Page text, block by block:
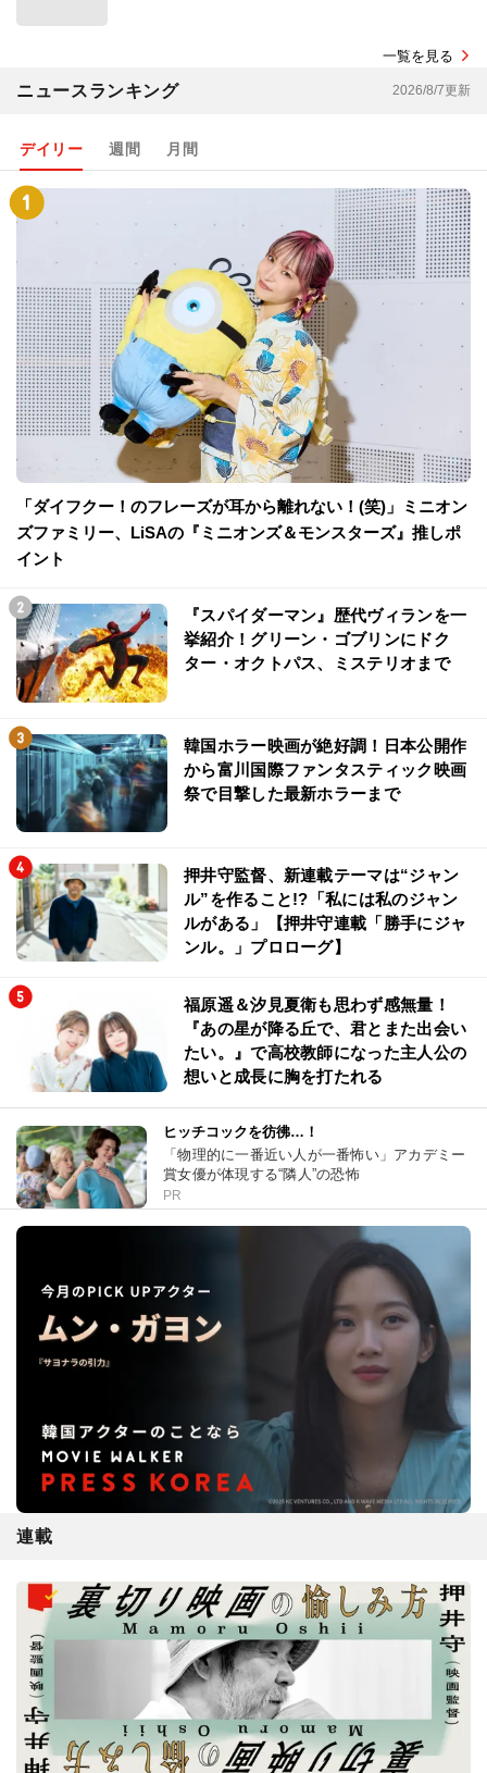
一覧を見る
ニュースランキング 2026/8/7更新
デイリー 週間 月間
「ダイフクー！のフレーズが耳から離れない！(笑)」ミニオン
ズファミリー、LiSAの『ミニオンズ＆モンスターズ』推しポ
イント
『スパイダーマン』歴代ヴィランを一
挙紹介！グリーン・ゴブリンにドク
ター・オクトパス、ミステリオまで
韓国ホラー映画が絶好調！日本公開作
から富川国際ファンタスティック映画
祭で目撃した最新ホラーまで
押井守監督、新連載テーマは“ジャン
ル”を作ること!?「私には私のジャン
ルがある」【押井守連載「勝手にジャ
ンル。」プロローグ】
福原遥＆汐見夏衛も思わず感無量！
『あの星が降る丘で、君とまた出会い
たい。』で高校教師になった主人公の
想いと成長に胸を打たれる
ヒッチコックを彷彿…！
「物理的に一番近い人が一番怖い」アカデミー
賞女優が体現する“隣人”の恐怖
PR
連載